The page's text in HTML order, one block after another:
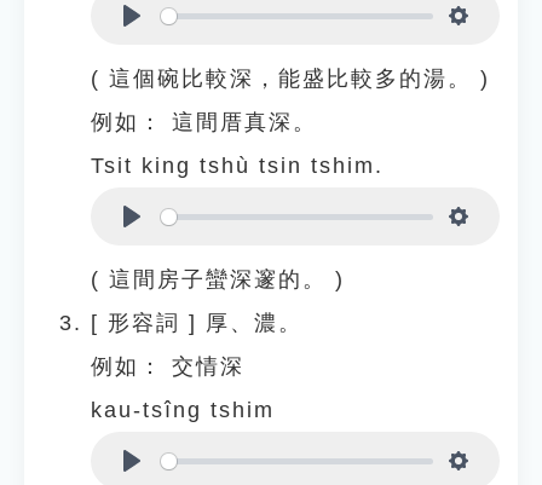
( 這個碗比較深，能盛比較多的湯。 )
例如：
這間厝真深。
Tsit king tshù tsin tshim.
( 這間房子蠻深邃的。 )
[ 形容詞 ] 厚、濃。
例如：
交情深
kau-tsîng tshim